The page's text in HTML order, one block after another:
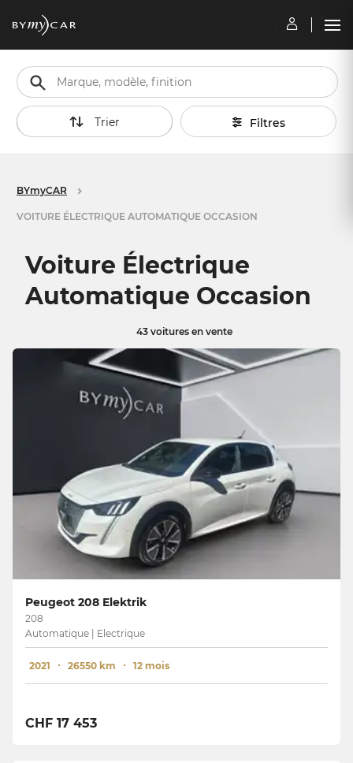
Trier Filtres
BYmyCAR
VOITURE ÉLECTRIQUE AUTOMATIQUE OCCASION
Voiture Électrique
Automatique Occasion
43 voitures en vente
Peugeot 208 Elektrik
208
Automatique | Electrique
2021 26550 km 12 mois
CHF 17 453